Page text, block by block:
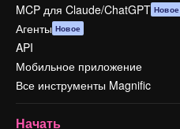
MCP для Claude/ChatGPT Новое
Агенты Новое
API
Мобильное приложение
Все инструменты Magnific
Начать